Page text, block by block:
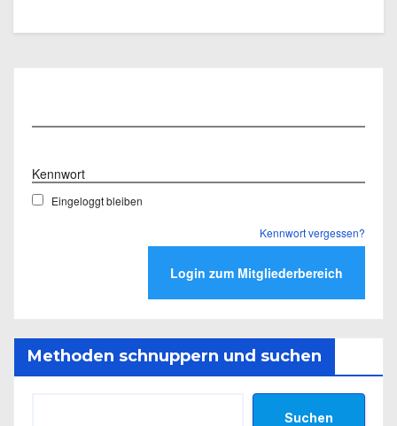
Kennwort
Eingeloggt bleiben
Kennwort vergessen?
Methoden schnuppern und suchen
Suchen